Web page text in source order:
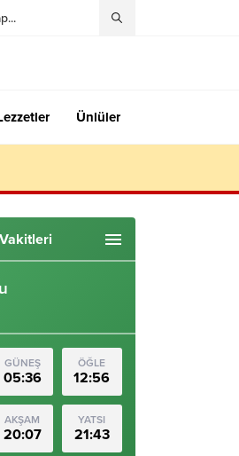
Ünlüler
GÜNEŞ
05:36
ÖĞLE
12:56
AKŞAM
20:07
YATSI
21:43